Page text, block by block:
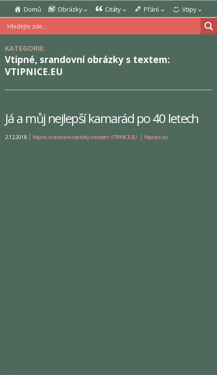
Domů Obrázky Citáty Přání Vtipy
KATEGORIE:
Vtipné, srandovní obrázky s textem:
VTIPNICE.EU
Já a můj nejlepší kamarád po 40 letech
2.12.2018 Vtipné, srandovní obrázky s textem: VTIPNICE.EU Vtipnice.eu